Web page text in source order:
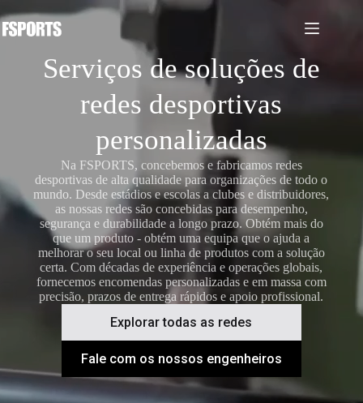
para
o
Serviços de soluções de
redes desportivas
personalizadas
Na FSPORTS, concebemos e fabricamos redes
desportivas de alta qualidade para organizações de todo o
mundo. Desde estádios e escolas a clubes e distribuidores,
as nossas redes são concebidas para desempenho,
segurança e durabilidade a longo prazo. Obtém mais do
que um produto - obtém uma equipa que o ajuda a
melhorar o seu local ou linha de produtos com a solução
certa. Com décadas de experiência e operações globais,
fornecemos encomendas personalizadas e em massa com
precisão, prazos de entrega rápidos e apoio profissional.
Explorar todas as redes
Fale com os nossos engenheiros